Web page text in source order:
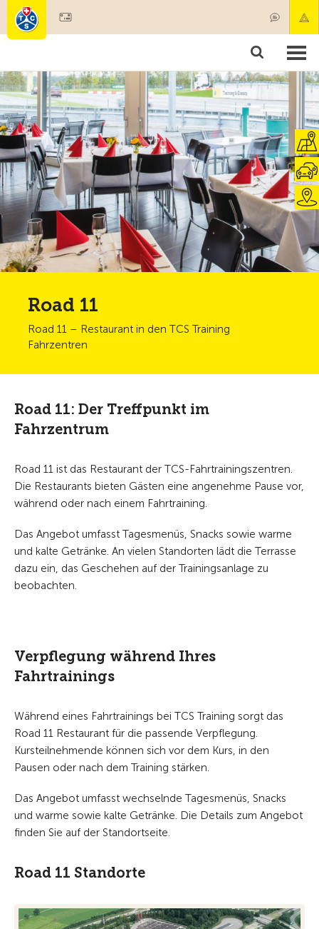
Mitgliedschaft & Leistungen
Test, Sicherheit & Gesundheit
Road 11
Road 11 – Restaurant in den TCS Training
Fahrzentren
Road 11: Der Treffpunkt im
Fahrzentrum
Road 11 ist das Restaurant der TCS-Fahrtrainingszentren.
Die Restaurants bieten Gästen eine angenehme Pause vor,
während oder nach einem Fahrtraining.
Das Angebot umfasst Tagesmenüs, Snacks sowie warme
und kalte Getränke. An vielen Standorten lädt die Terrasse
dazu ein, das Geschehen auf der Trainingsanlage zu
beobachten.
Verpflegung während Ihres
Fahrtrainings
Während eines Fahrtrainings bei TCS Training sorgt das
Road 11 Restaurant für die passende Verpflegung.
Kursteilnehmende können sich vor dem Kurs, in den
Pausen oder nach dem Training stärken.
Das Angebot umfasst wechselnde Tagesmenüs, Snacks
und warme sowie kalte Getränke. Die Details zum Angebot
finden Sie auf der Standortseite.
Road 11 Standorte